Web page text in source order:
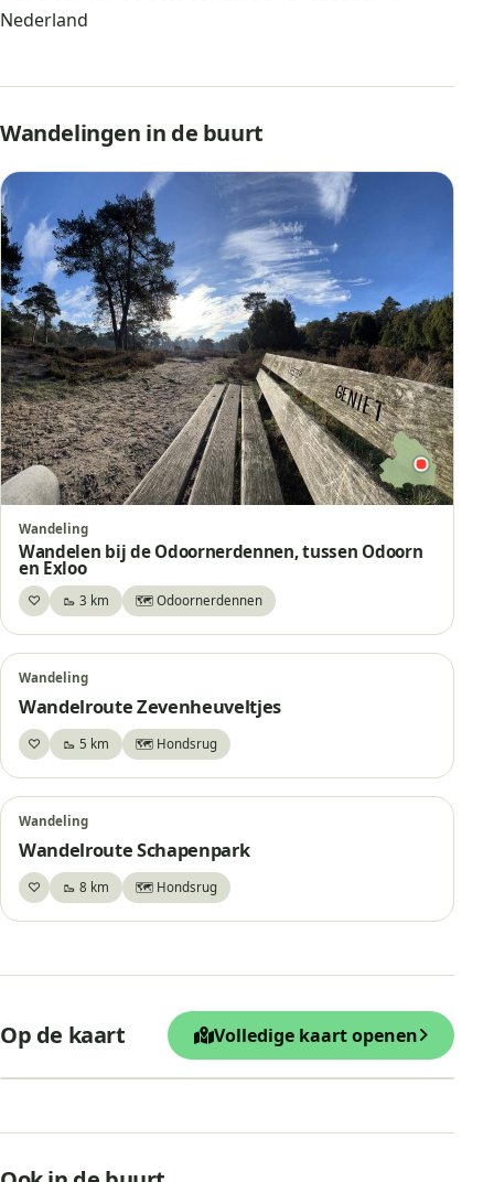
Nederland
Wandelingen in de buurt
Wandeling
Wandelen bij de Odoornerdennen, tussen Odoorn
en Exloo
♡Bewaar🥾 3 km 🗺️ Odoornerdennen
Wandeling
Wandelroute Zevenheuveltjes
♡Bewaar🥾 5 km 🗺️ Hondsrug
Wandeling
Wandelroute Schapenpark
♡Bewaar🥾 8 km 🗺️ Hondsrug
Op de kaart Volledige kaart openen
Hunebed D31, Exloo
−